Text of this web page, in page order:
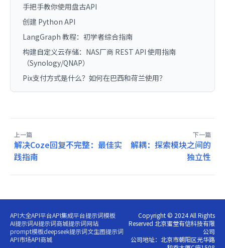
手把手教你使用盘古API
创建 Python API
LangGraph 教程：初学者综合指南
构建自定义云存储：NAS厂商 REST API 使用指南
（Synology/QNAP）
Pix支付方式是什么？如何在巴西和荷兰使用？
上一篇
解决Coze回复不完整：最佳实
践指南
下一篇
解耦：探索模块之间的
独立性
API大全API平台API集成平台提示词模板
AI提示词AI提示词商城提示词网站
prompt模板deepseek提示词文生图提示词
API市场API商城
Copyright © 2024 All Rights
Reserved 北京蜜堂有信科技有限
公司
公司地址：北京市朝阳区光华路